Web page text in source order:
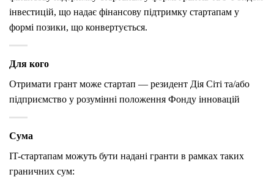
інвестицій, що надає фінансову підтримку стартапам у
формі позики, що конвертується.
Для кого
Отримати грант може стартап — резидент Дія Сіті та/або
підприємство у розумінні положення Фонду інновацій
Сума
IT-стартапам можуть бути надані гранти в рамках таких
граничних сум: